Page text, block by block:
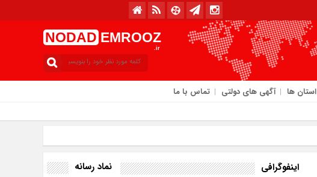
NODAD EMROOZ
.ir
استان ها آگهی های دولتی تماس با ما
اینفوگرافی نماد رسانه